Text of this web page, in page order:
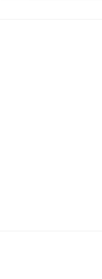
v.1053.8.1023.1614